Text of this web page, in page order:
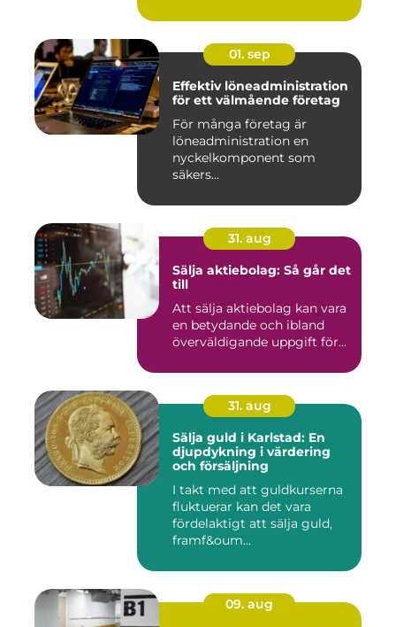
01. sep
Effektiv löneadministration
för ett välmående företag
För många företag är
löneadministration en
nyckelkomponent som
säkers...
31. aug
Sälja aktiebolag: Så går det
till
Att sälja aktiebolag kan vara
en betydande och ibland
överväldigande uppgift för...
31. aug
Sälja guld i Karlstad: En
djupdykning i värdering
och försäljning
I takt med att guldkurserna
fluktuerar kan det vara
fördelaktigt att sälja guld,
framf&oum...
09. aug